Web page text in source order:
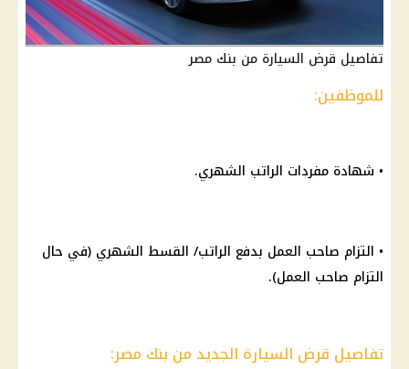
تفاصيل قرض السيارة من بنك مصر
للموظفين:
• شهادة مفردات الراتب الشهري.
• التزام صاحب العمل بدفع الراتب/ القسط الشهري (في حال
التزام صاحب العمل).
تفاصيل قرض السيارة الجديد من بنك مصر: